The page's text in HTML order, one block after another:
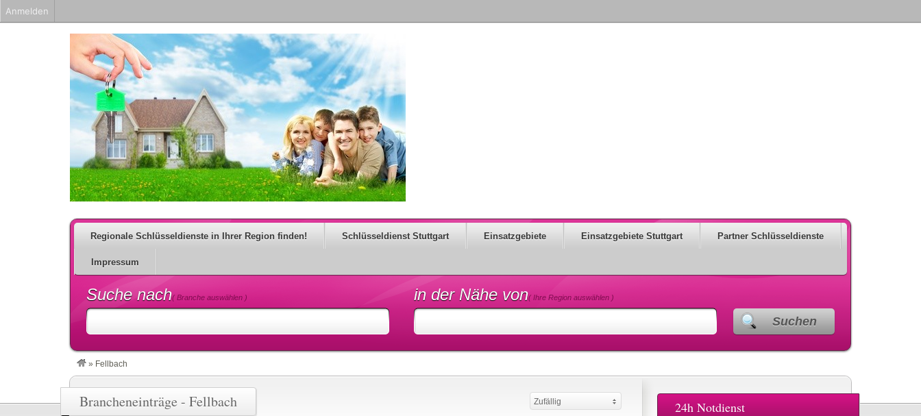
Regionale Schlüsseldienste in Ihrer Region finden! Schlüsseldienst Stuttgart Einsatzgebiete Einsatzgebiete Stuttgart Partner Schlüsseldienste
Impressum
Suche nach( Branche auswählen ) in der Nähe von( Ihre Region auswählen )
Suchen
» Fellbach
Brancheneinträge - Fellbach Zufällig 24h Notdienst
Anmelden